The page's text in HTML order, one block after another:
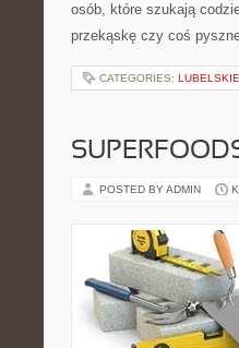
osób, które szukają
przekąskę czy coś
CATEGORIES:
POSTED BY ADMIN